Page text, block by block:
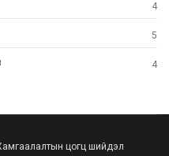
4
5
4
цогц шийдэл